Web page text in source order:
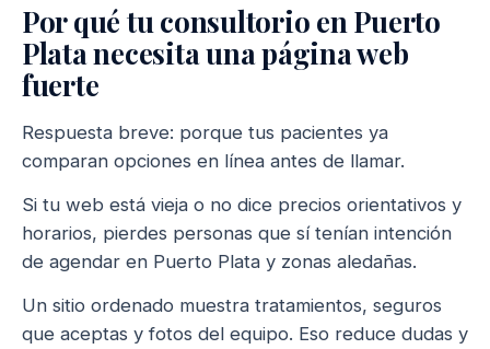
Por qué tu consultorio en Puerto
Plata necesita una página web
fuerte
Respuesta breve: porque tus pacientes ya
comparan opciones en línea antes de llamar.
Si tu web está vieja o no dice precios orientativos y
horarios, pierdes personas que sí tenían intención
de agendar en Puerto Plata y zonas aledañas.
Un sitio ordenado muestra tratamientos, seguros
que aceptas y fotos del equipo. Eso reduce dudas y